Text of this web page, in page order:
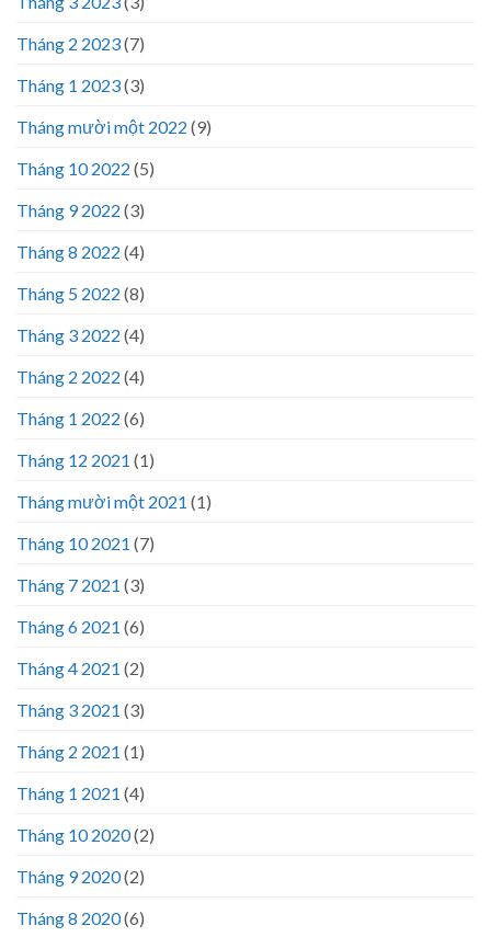
Tháng 2 2023(7)
Tháng 1 2023(3)
Tháng mười một 2022 (9)
Tháng 10 2022 (5)
Tháng 9 2022 (3)
Tháng 8 2022 (4)
Tháng 5 2022 (8)
Tháng 3 2022 (4)
Tháng 2 2022 (4)
Tháng 1 2022 (6)
Tháng 12 2021 (1)
Tháng mười một 2021 (1)
Tháng 10 2021 (7)
Tháng 7 2021 (3)
Tháng 6 2021 (6)
Tháng 4 2021 (2)
Tháng 3 2021 (3)
Tháng 2 2021 (1)
Tháng 1 2021 (4)
Tháng 10 2020(2)
Tháng 9 2020(2)
Tháng 8 2020(6)